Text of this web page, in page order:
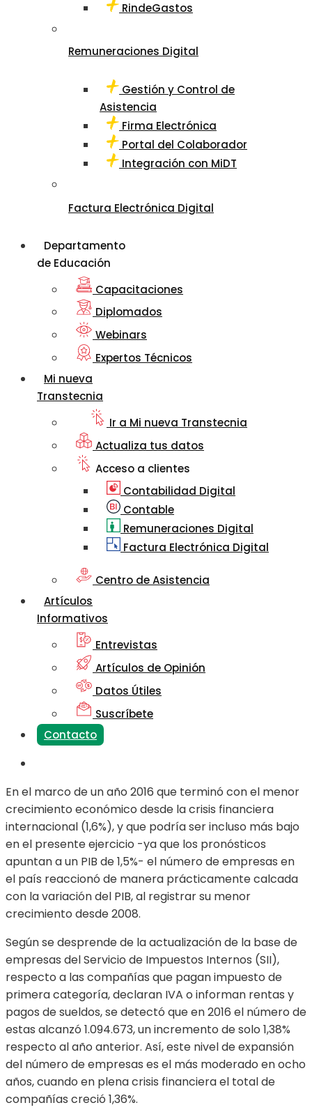
RindeGastos
Remuneraciones Digital
Gestión y Control de
Asistencia
Firma Electrónica
Portal del Colaborador
Integración con MiDT
Factura Electrónica Digital
Departamento
de Educación
Capacitaciones
Diplomados
Webinars
Expertos Técnicos
Mi nueva
Transtecnia
Ir a Mi nueva Transtecnia
Actualiza tus datos
Acceso a clientes
Contabilidad Digital
Contable
Remuneraciones Digital
Factura Electrónica Digital
Centro de Asistencia
Artículos
Informativos
Entrevistas
Artículos de Opinión
Datos Útiles
Suscríbete
Contacto
En el marco de un año 2016 que terminó con el menor
crecimiento económico desde la crisis financiera
internacional (1,6%), y que podría ser incluso más bajo
en el presente ejercicio -ya que los pronósticos
apuntan a un PIB de 1,5%- el número de empresas en
el país reaccionó de manera prácticamente calcada
con la variación del PIB, al registrar su menor
crecimiento desde 2008.
Según se desprende de la actualización de la base de
empresas del Servicio de Impuestos Internos (SII),
respecto a las compañías que pagan impuesto de
primera categoría, declaran IVA o informan rentas y
pagos de sueldos, se detectó que en 2016 el número de
estas alcanzó 1.094.673, un incremento de solo 1,38%
respecto al año anterior. Así, este nivel de expansión
del número de empresas es el más moderado en ocho
años, cuando en plena crisis financiera el total de
compañías creció 1,36%.